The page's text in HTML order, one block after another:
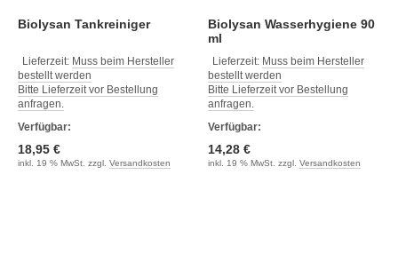
Biolysan Tankreiniger
Lieferzeit: Muss beim Hersteller
bestellt werden
Bitte Lieferzeit vor Bestellung
anfragen.
Verfügbar:
18,95 €
inkl. 19 % MwSt. zzgl. Versandkosten
Biolysan Wasserhygiene 90
ml
Lieferzeit: Muss beim Hersteller
bestellt werden
Bitte Lieferzeit vor Bestellung
anfragen.
Verfügbar:
14,28 €
inkl. 19 % MwSt. zzgl. Versandkosten